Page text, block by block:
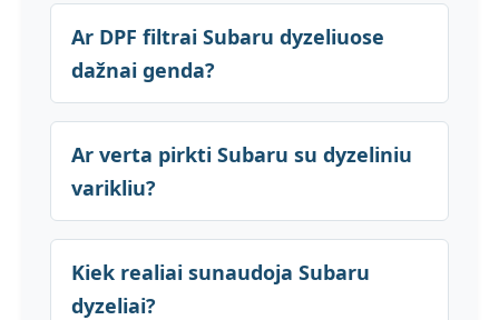
Ar DPF filtrai Subaru dyzeliuose
dažnai genda?
Ar verta pirkti Subaru su dyzeliniu
varikliu?
Kiek realiai sunaudoja Subaru
dyzeliai?